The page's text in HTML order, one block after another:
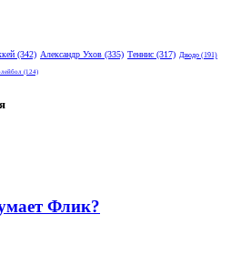
(342) Александр Ухов (335) Теннис (317) Дзюдо (191)
(124)
Флик?